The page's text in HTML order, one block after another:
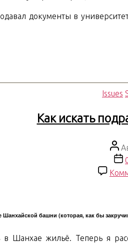
документы в
Issues
Как искать
башни (которая, как бы
Шанхае жильё. Теперь я